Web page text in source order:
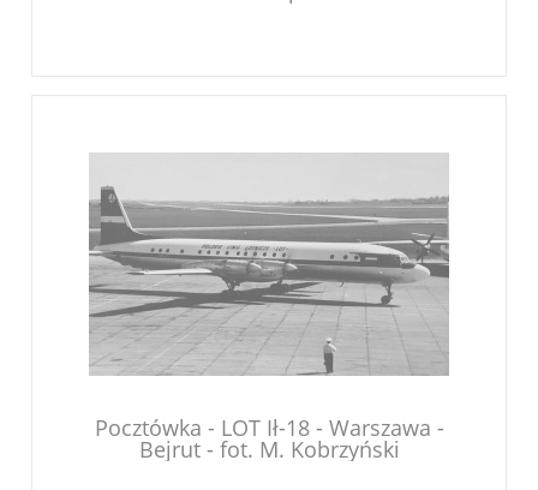
Pocztówka - LOT Ił-18 - Warszawa -
Bejrut - fot. M. Kobrzyński